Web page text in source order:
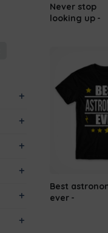
Never stop
looking up
Best
ever